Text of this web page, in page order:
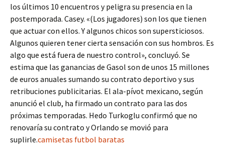
los últimos 10 encuentros y peligra su presencia en la
postemporada. Casey. «(Los jugadores) son los que tienen
que actuar con ellos. Y algunos chicos son supersticiosos.
Algunos quieren tener cierta sensación con sus hombros. Es
algo que está fuera de nuestro control», concluyó. Se
estima que las ganancias de Gasol son de unos 15 millones
de euros anuales sumando su contrato deportivo y sus
retribuciones publicitarias. El ala-pívot mexicano, según
anunció el club, ha firmado un contrato para las dos
próximas temporadas. Hedo Turkoglu confirmó que no
renovaría su contrato y Orlando se movió para
suplirle.camisetas futbol baratas